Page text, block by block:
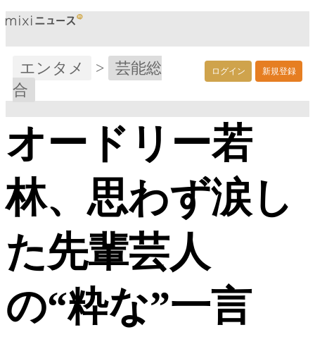
ログイン 新規登録
エンタメ >
芸能総
合
オードリー若
林、思わず涙し
た先輩芸人
の“粋な”一言